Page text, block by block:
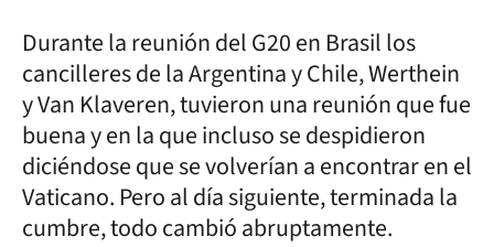
Durante la reunión del G20 en Brasil los
cancilleres de la Argentina y Chile, Werthein
y Van Klaveren, tuvieron una reunión que fue
buena y en la que incluso se despidieron
diciéndose que se volverían a encontrar en el
Vaticano. Pero al día siguiente, terminada la
cumbre, todo cambió abruptamente.